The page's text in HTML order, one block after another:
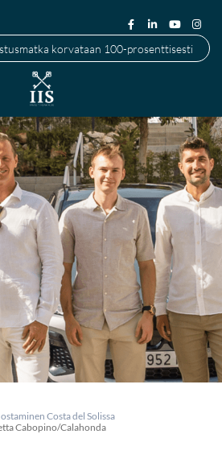
korvataan 100-prosenttisesti
Costa del Solissa
Cabopino/Calahonda